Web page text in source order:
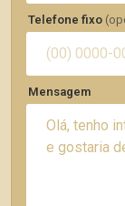
Telefone fixo
Mensagem